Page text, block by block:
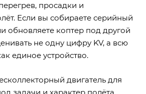
просадки и
Если вы собираете серийный
обновляете коптер под другой
не одну цифру KV, а всю
единое устройство.
двигатель для